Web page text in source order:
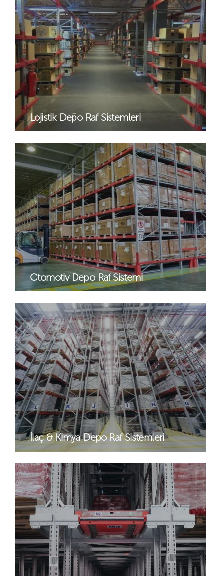
Lojistik Depo Raf Sistemleri
Otomotiv Depo Raf Sistemi
İlaç & Kimya Depo Raf Sistemleri